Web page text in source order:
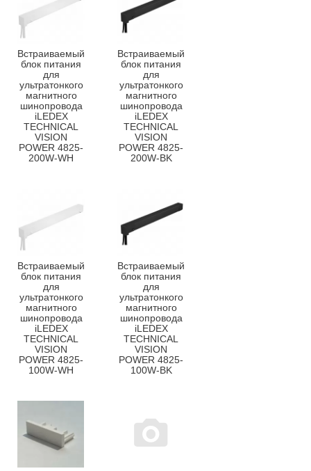
Встраиваемый
блок питания
для
ультратонкого
магнитного
шинопровода
iLEDEX
TECHNICAL
VISION
POWER 4825-
200W-WH
Встраиваемый
блок питания
для
ультратонкого
магнитного
шинопровода
iLEDEX
TECHNICAL
VISION
POWER 4825-
200W-BK
Встраиваемый
блок питания
для
ультратонкого
магнитного
шинопровода
iLEDEX
TECHNICAL
VISION
POWER 4825-
100W-WH
Встраиваемый
блок питания
для
ультратонкого
магнитного
шинопровода
iLEDEX
TECHNICAL
VISION
POWER 4825-
100W-BK